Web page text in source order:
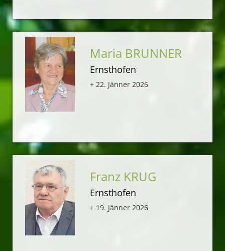
Maria BRUNNER
Ernsthofen
+ 22. Jänner 2026
Franz KRUG
Ernsthofen
+ 19. Jänner 2026